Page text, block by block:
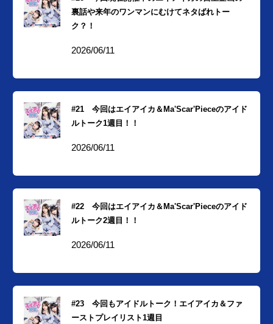
裏話や来年のワンマンにむけてネタばれトー
ク？！
2026/06/11
#21 今回はエイアイカ＆Ma'Scar'Pieceのアイド
ルトーク1週目！！
2026/06/11
#22 今回はエイアイカ＆Ma'Scar'Pieceのアイド
ルトーク2週目！！
2026/06/11
#23 今回もアイドルトーク！エイアイカ＆ファ
ーストプレイリスト1週目